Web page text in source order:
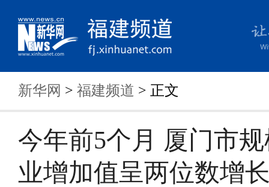
新华网 > 福建频道 > 正文
今年前5个月 厦门市
业增加值呈两位数增